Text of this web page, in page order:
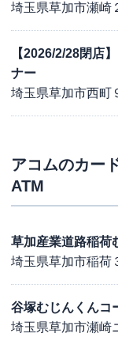
埼玉県草加市瀬
【2026/2/28閉店
ナー
埼玉県草加市西町
アコムのカー
ATM
草加産業道路稲荷
埼玉県草加市稲荷
谷塚むじんくんコ
埼玉県草加市瀬崎